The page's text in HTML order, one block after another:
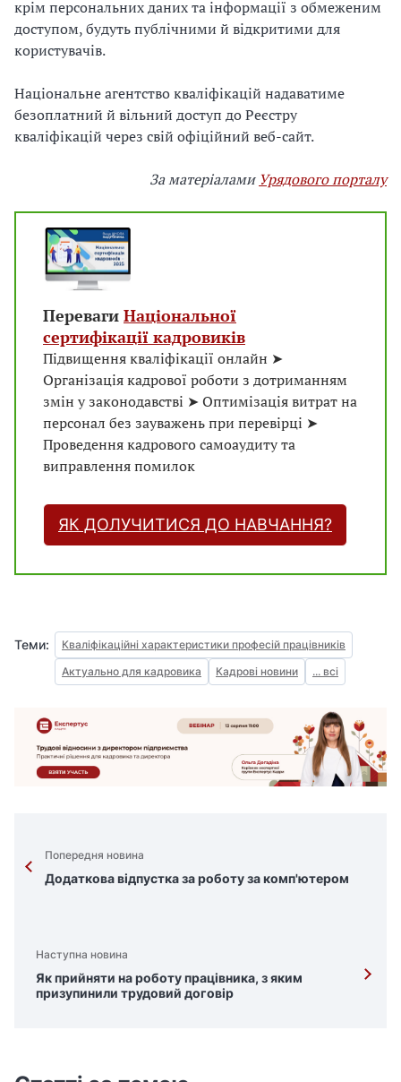
крім персональних даних та інформації з обмеженим
доступом, будуть публічними й відкритими для
користувачів.
Національне агентство кваліфікацій надаватиме
безоплатний й вільний доступ до Реєстру
кваліфікацій через свій офіційний веб-сайт.
За матеріалами Урядового порталу
Переваги Національної
сертифікації кадровиків
Підвищення кваліфікації онлайн ➤
Організація кадрової роботи з дотриманням
змін у законодавстві ➤ Оптимізація витрат на
персонал без зауважень при перевірці ➤
Проведення кадрового самоаудиту та
виправлення помилок
ЯК ДОЛУЧИТИСЯ ДО НАВЧАННЯ?
Теми:
Кваліфікаційні характеристики професій працівників
Актуально для кадровика
Кадрові новини ... всі
Попередня новина
Додаткова відпустка за роботу за комп'ютером
Наступна новина
Як прийняти на роботу працівника, з яким
призупинили трудовий договір